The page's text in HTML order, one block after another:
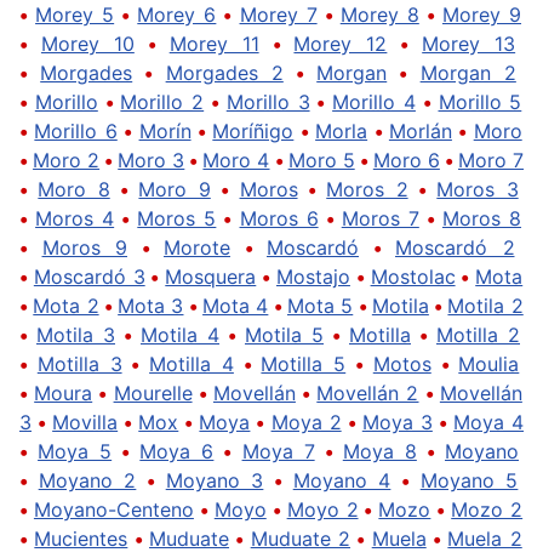
• Morey 5 • Morey 6 • Morey 7• Morey 8 • Morey 9
• Morey 10 • Morey 11 • Morey 12 • Morey 13
• Morgades • Morgades 2 • Morgan • Morgan 2
• Morillo • Morillo 2 • Morillo 3 • Morillo 4• Morillo 5
• Morillo 6 • Morín• Moríñigo • Morla • Morlán• Moro
• Moro 2 • Moro 3 • Moro 4 • Moro 5 • Moro 6 • Moro 7
• Moro 8 • Moro 9 • Moros• Moros 2 • Moros 3
• Moros 4 • Moros 5 • Moros 6 • Moros 7• Moros 8
• Moros 9 • Morote • Moscardó • Moscardó 2
• Moscardó 3 • Mosquera • Mostajo • Mostolac • Mota
• Mota 2 • Mota 3 • Mota 4 • Mota 5 • Motila • Motila 2
• Motila 3 • Motila 4 • Motila 5 • Motilla • Motilla 2
• Motilla 3 • Motilla 4• Motilla 5 • Motos• Moulia
• Moura • Mourelle• Movellán• Movellán 2 • Movellán
3 • Movilla • Mox • Moya • Moya 2 • Moya 3 • Moya 4
• Moya 5 • Moya 6 • Moya 7• Moya 8 • Moyano
• Moyano 2 • Moyano 3 • Moyano 4 • Moyano 5
• Moyano-Centeno • Moyo • Moyo 2 • Mozo • Mozo 2
• Mucientes • Muduate • Muduate 2 • Muela • Muela 2